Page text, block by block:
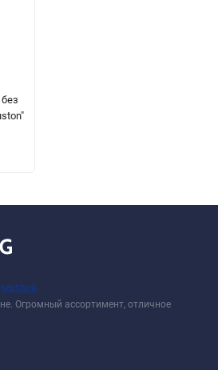
sexshop
Огромный ассортимент, отличное